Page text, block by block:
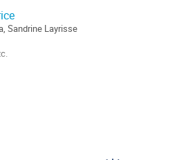
Sandrine Layrisse